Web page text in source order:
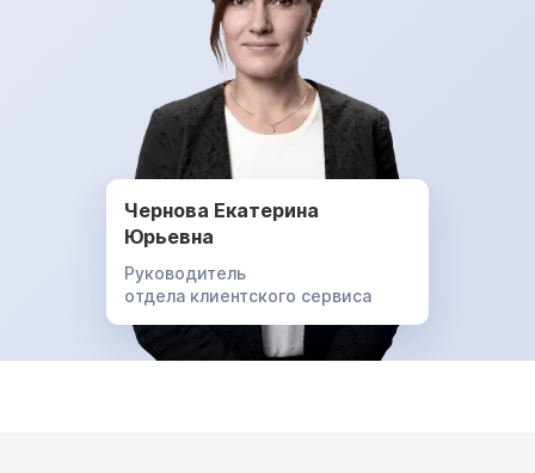
Чернова Екатерина
Юрьевна
Руководитель
отдела клиентского сервиса